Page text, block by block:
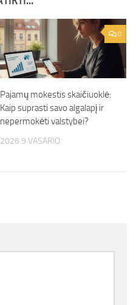
0
Pajamų mokestis skaičiuoklė:
Kaip suprasti savo algalapį ir
nepermokėti valstybei?
2026 9 VASARIO